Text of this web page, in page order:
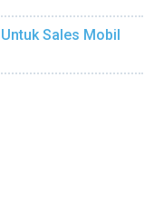
Sales Mobil